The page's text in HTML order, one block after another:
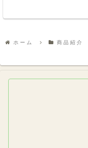
ホーム 商品紹介